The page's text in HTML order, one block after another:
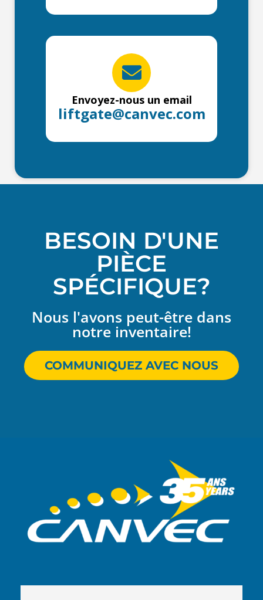
Envoyez-nous un email
liftgate@canvec.com
BESOIN D'UNE
PIÈCE
SPÉCIFIQUE?
Nous l'avons peut-être dans
notre inventaire!
COMMUNIQUEZ AVEC NOUS